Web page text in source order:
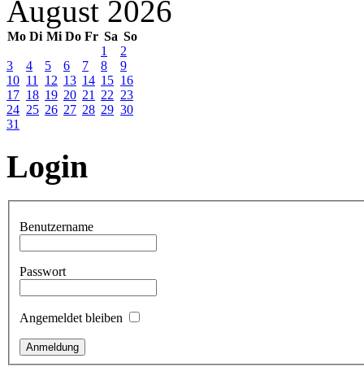
August 2026
Mo Di Mi Do Fr Sa So
1
2
3
4 5 6 7 8
9
10 11 12 13 14 15 16
17 18 19 20 21 22 23
24 25 26 27 28 29 30
31
Login
Benutzername
Passwort
Angemeldet bleiben